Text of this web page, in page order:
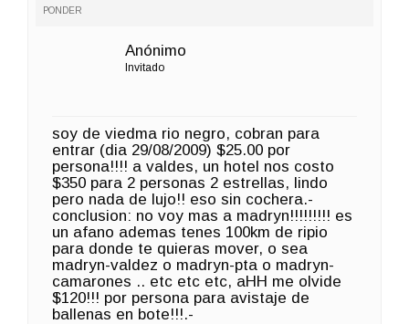
PONDER
Anónimo
Invitado
soy de viedma rio negro, cobran para
entrar (dia 29/08/2009) $25.00 por
persona!!!! a valdes, un hotel nos costo
$350 para 2 personas 2 estrellas, lindo
pero nada de lujo!! eso sin cochera.-
conclusion: no voy mas a madryn!!!!!!!!! es
un afano ademas tenes 100km de ripio
para donde te quieras mover, o sea
madryn-valdez o madryn-pta o madryn-
camarones .. etc etc etc, aHH me olvide
$120!!! por persona para avistaje de
ballenas en bote!!!.-